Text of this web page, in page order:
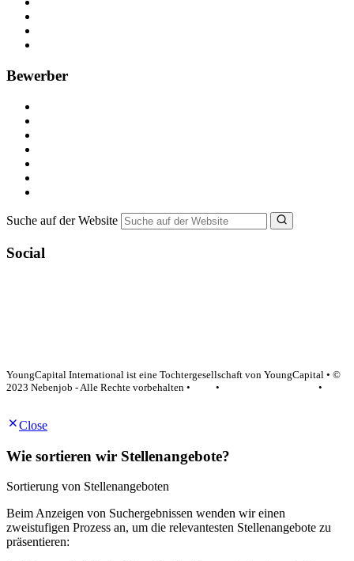
Bewerber
Suche auf der Website
Social
YoungCapital International ist eine Tochtergesellschaft von YoungCapital • ©
2023 Nebenjob - Alle Rechte vorbehalten •
•
•
Close
Wie sortieren wir Stellenangebote?
Sortierung von Stellenangeboten
Beim Anzeigen von Suchergebnissen wenden wir einen
zweistufigen Prozess an, um die relevantesten Stellenangebote zu
präsentieren: